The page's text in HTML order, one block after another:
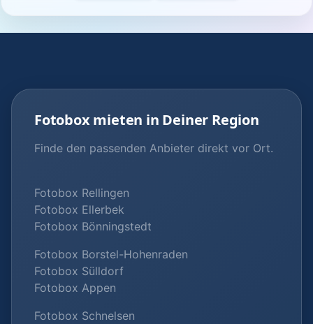
Fotobox mieten in Deiner Region
Finde den passenden Anbieter direkt vor Ort.
Fotobox Rellingen
Fotobox Ellerbek
Fotobox Bönningstedt
Fotobox Borstel-Hohenraden
Fotobox Sülldorf
Fotobox Appen
Fotobox Schnelsen